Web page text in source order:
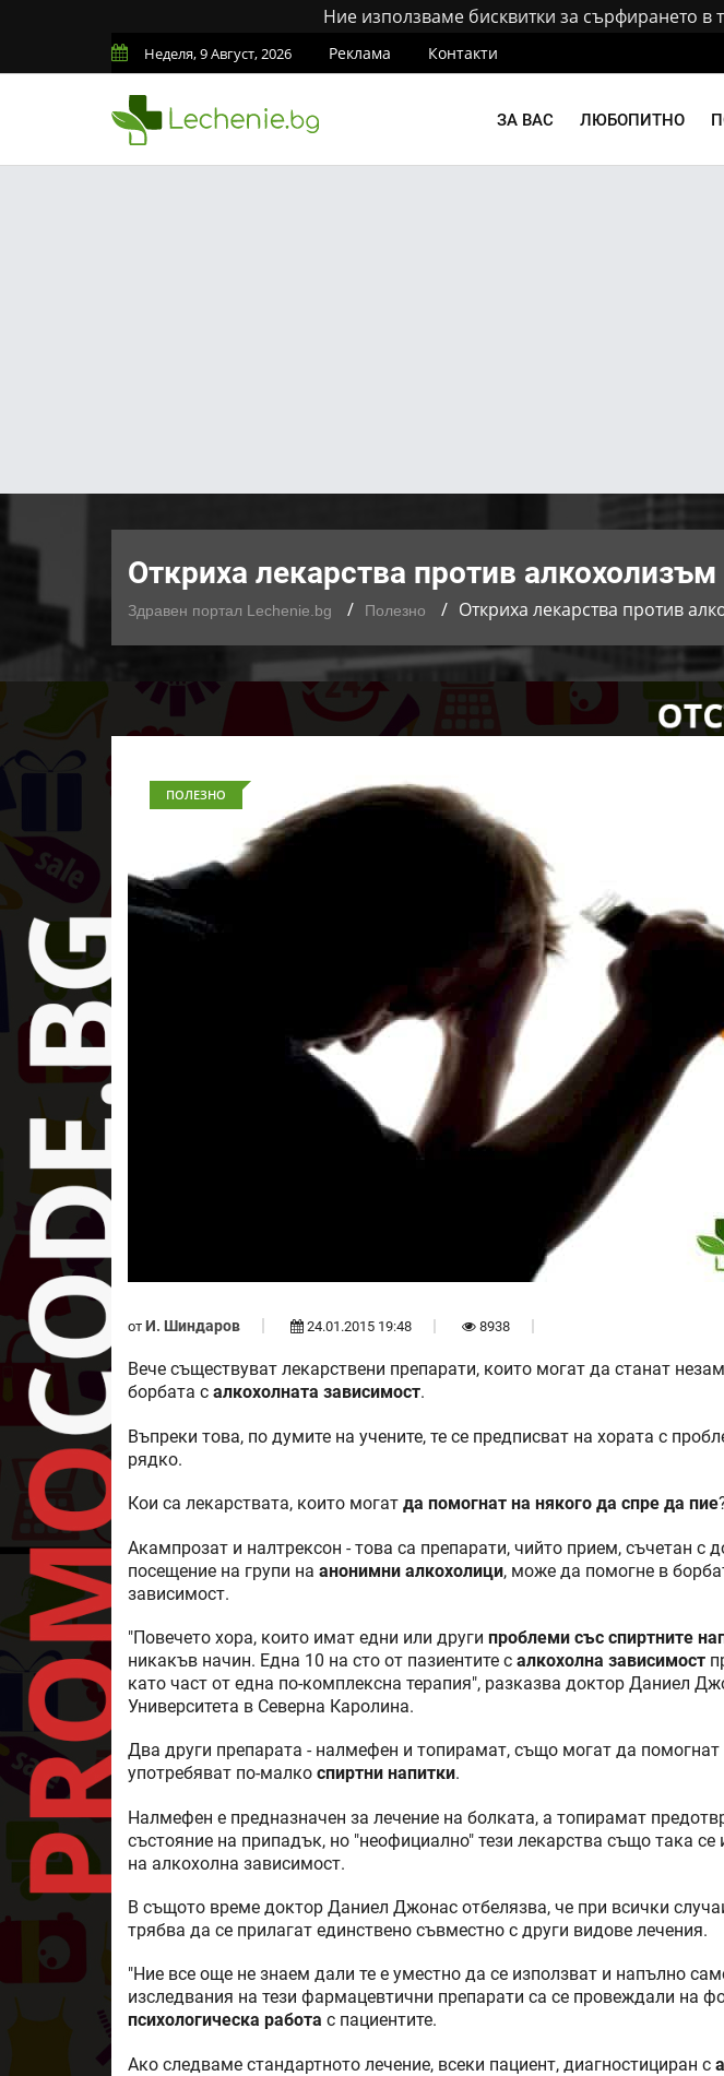
Ние използваме бисквитки за сърфирането в
Неделя, 9 Август, 2026 Реклама Контакти
ЗА ВАС ЛЮБОПИТНО
Откриха лекарства против алкохолизъм
Здравен портал Lechenie.bg Полезно Откриха лекарства против
ПОЛЕЗНО
от И. Шиндаров 24.01.2015 19:48 8938
Вече съществуват лекарствени препарати, които могат да станат
борбата с алкохолната зависимост.
Въпреки това, по думите на учените, те се предписват на хората с
рядко.
Кои са лекарствата, които могат да помогнат на някого да спре да пие
Акампрозат и налтрексон - това са препарати, чийто прием, съчетан с
посещение на групи на анонимни алкохолици, може да помогне в
зависимост.
"Повечето хора, които имат едни или други проблеми със спиртните
никакъв начин. Една 10 на сто от пазиентите с алкохолна зависимост
като част от една по-комплексна терапия", разказва доктор Даниел
Университета в Северна Каролина.
Два други препарата - налмефен и топирамат, също могат да помогнат
употребяват по-малко спиртни напитки.
Налмефен е предназначен за лечение на болката, а топирамат
състояние на припадък, но "неофициално" тези лекарства също така се
на алкохолна зависимост.
В същото време доктор Даниел Джонас отбелязва, че при всички
трябва да се прилагат единствено съвместно с други видове лечения.
"Ние все още не знаем дали те е уместно да се използват и напълно
изследвания на тези фармацевтични препарати са се провеждали на
психологическа работа с пациентите.
Ако следваме стандартното лечение, всеки пациент, диагностициран с